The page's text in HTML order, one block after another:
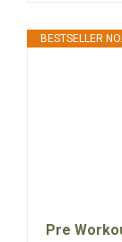
BESTSELLER
Pre